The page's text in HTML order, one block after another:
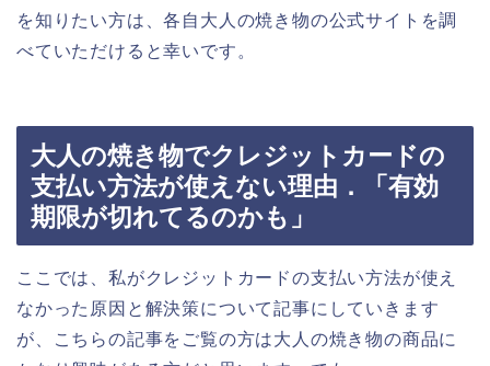
を知りたい方は、各自大人の焼き物の公式サイトを調
べていただけると幸いです。
大人の焼き物でクレジットカードの
支払い方法が使えない理由．「有効
期限が切れてるのかも」
ここでは、私がクレジットカードの支払い方法が使え
なかった原因と解決策について記事にしていきます
が、こちらの記事をご覧の方は大人の焼き物の商品に